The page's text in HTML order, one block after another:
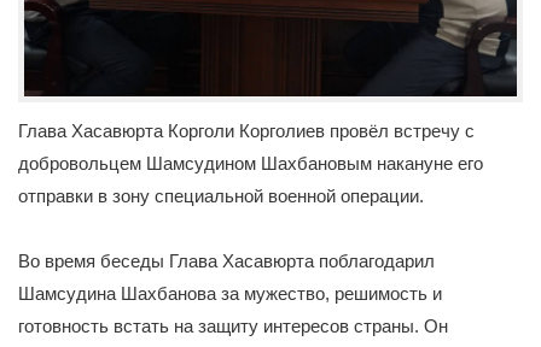
Глава Хасавюрта Корголи Корголиев провёл встречу с
добровольцем Шамсудином Шахбановым накануне его
отправки в зону специальной военной операции.
Во время беседы Глава Хасавюрта поблагодарил
Шамсудина Шахбанова за мужество, решимость и
готовность встать на защиту интересов страны. Он